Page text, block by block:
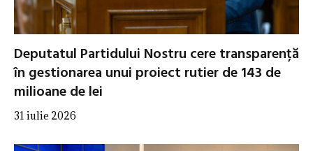
Deputatul Partidului Nostru cere transparență
în gestionarea unui proiect rutier de 143 de
milioane de lei
31 iulie 2026